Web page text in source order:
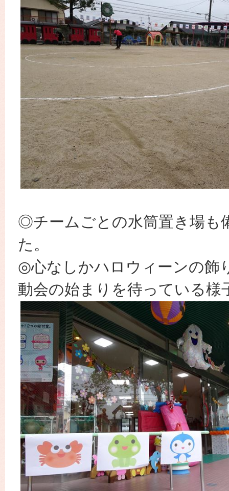
◎チームごとの水筒置き場も
た。
◎心なしかハロウィーンの飾
動会の始まりを待っている様